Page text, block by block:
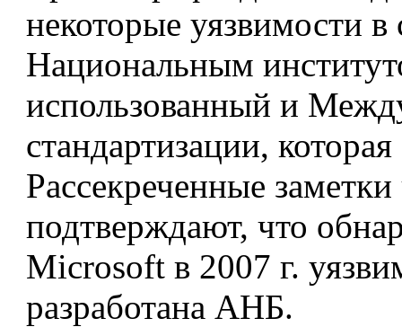
некоторые уязвимости
Национальным
использованный и
стандартизации,
Рассекреченные
подтверждают, что
Microsoft в 2007 г.
разработана АНБ.